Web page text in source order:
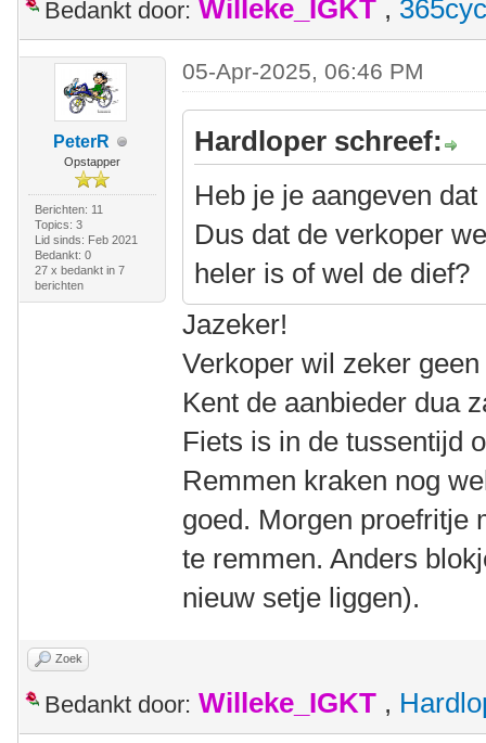
Bedankt door: Willeke_IGKT ,
PeterR
Opstapper
Berichten: 11
Topics: 3
Lid sinds: Feb 2021
Bedankt: 0
27 x bedankt in 7
berichten
05-Apr-2025, 06:46 PM
Hardloper schreef:
Heb je je aangeven
Dus dat de verkoper
heler is of wel de dief?
Jazeker!
Verkoper wil zeker
Kent de aanbieder dua
Fiets is in de tussentijd
Remmen kraken nog
goed. Morgen proefritje
te remmen. Anders
nieuw setje liggen).
Zoek
Bedankt door: Willeke_IGKT ,